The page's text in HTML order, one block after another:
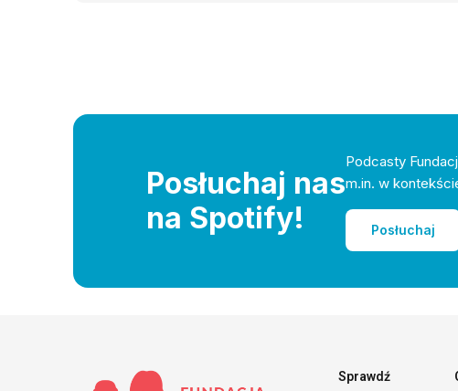
Posłuchaj nas
na Spotify!
Podcasty
m.in. w
Posłuchaj
Sprawdź